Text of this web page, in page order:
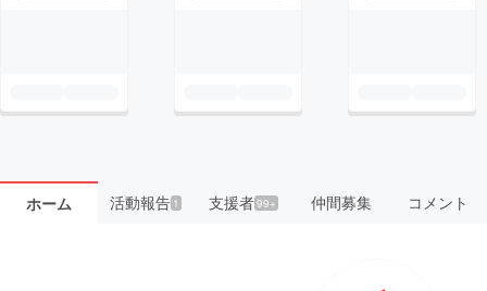
ホーム 活動報告1 支援者99+ 仲間募集 コメント